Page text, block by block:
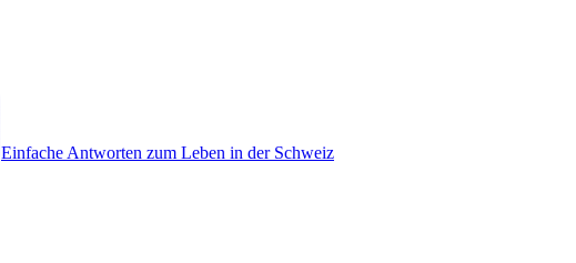
Einfache Antworten zum Leben in der Schweiz